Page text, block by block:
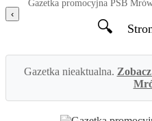
‹
Gazetka promocyjna PSB
🔍
Gazetka nieaktualna.